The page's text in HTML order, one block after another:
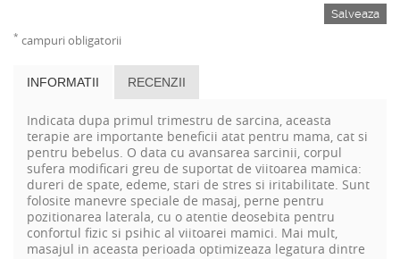
Salveaza
* campuri obligatorii
INFORMATII RECENZII
Indicata dupa primul trimestru de sarcina, aceasta
terapie are importante beneficii atat pentru mama, cat si
pentru bebelus. O data cu avansarea sarcinii, corpul
sufera modificari greu de suportat de viitoarea mamica:
dureri de spate, edeme, stari de stres si iritabilitate. Sunt
folosite manevre speciale de masaj, perne pentru
pozitionarea laterala, cu o atentie deosebita pentru
confortul fizic si psihic al viitoarei mamici. Mai mult,
masajul in aceasta perioada optimizeaza legatura dintre